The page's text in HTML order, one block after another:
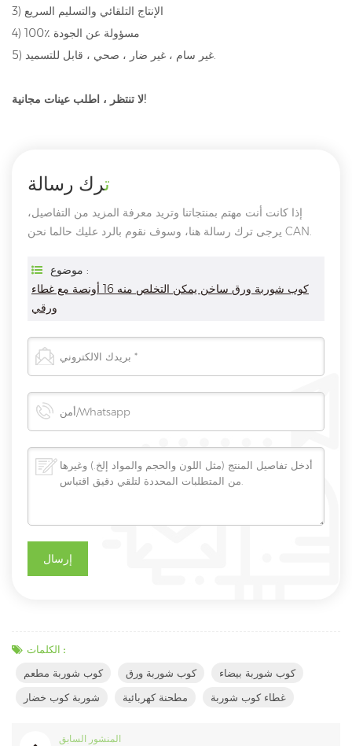
3) الإنتاج التلقائي والتسليم السريع
4) 100٪ مسؤولة عن الجودة
لا تنتظر ، اطلب عينات مجانية!
ترك رسالة
إذا كانت أنت مهتم بمنتجاتنا وتريد معرفة المزيد من التفاصيل،
يرجى ترك رسالة هنا، وسوف نقوم بالرد عليك حالما نحن CAN.
موضوع :
كوب شوربة ورق ساخن يمكن التخلص منه 16 أونصة مع غطاء
ورقي
الكلمات :
كوب شوربة مطعم
كوب شوربة ورق
كوب شوربة بيضاء
شوربة كوب خضار
مطحنة كهربائية غطاء كوب شوربة
المنشور السابق